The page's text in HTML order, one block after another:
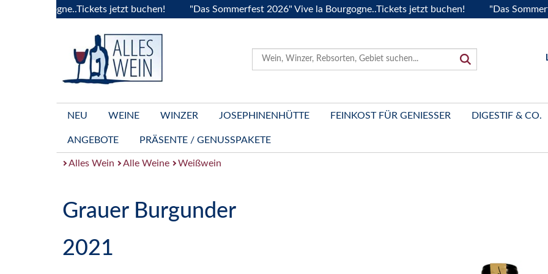
jetzt buchen! "Das Sommerfest 2026" Vive la Bourgogne..Tickets jetzt buchen! "Das Sommerfest
NEU WEINE WINZER JOSEPHINENHÜTTE FEINKOST FÜR GENIESSER DIGESTIF & CO.
ANGEBOTE PRÄSENTE / GENUSSPAKETE
Alles Wein Alle Weine Weißwein
Grauer Burgunder
2021